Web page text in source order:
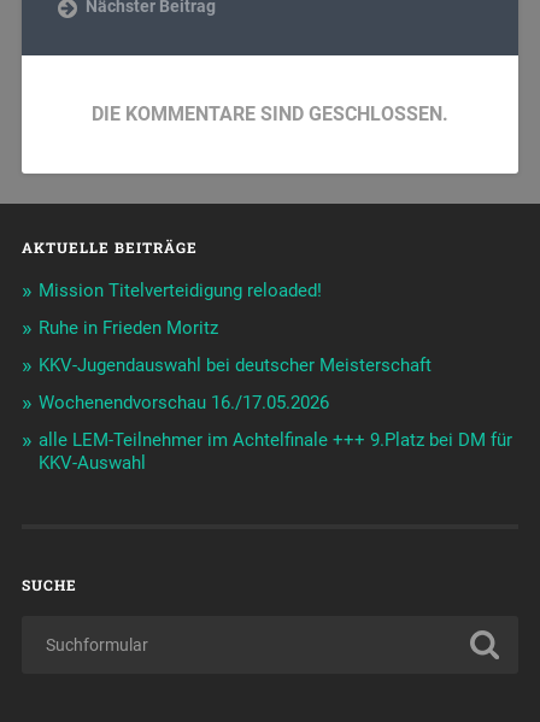
Nächster Beitrag
DIE KOMMENTARE SIND GESCHLOSSEN.
AKTUELLE BEITRÄGE
Mission Titelverteidigung reloaded!
Ruhe in Frieden Moritz
KKV-Jugendauswahl bei deutscher Meisterschaft
Wochenendvorschau 16./17.05.2026
alle LEM-Teilnehmer im Achtelfinale +++ 9.Platz bei DM für
KKV-Auswahl
SUCHE